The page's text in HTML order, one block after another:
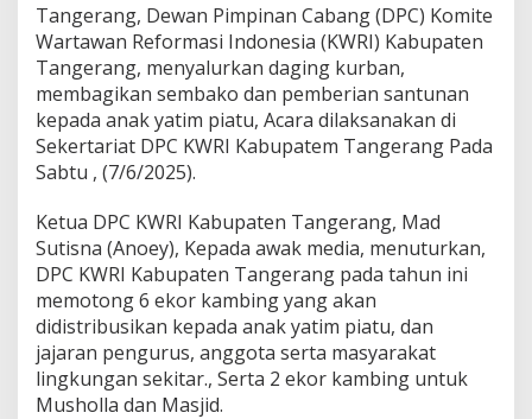
Tangerang, Dewan Pimpinan Cabang (DPC) Komite
Wartawan Reformasi Indonesia (KWRI) Kabupaten
Tangerang, menyalurkan daging kurban,
membagikan sembako dan pemberian santunan
kepada anak yatim piatu, Acara dilaksanakan di
Sekertariat DPC KWRI Kabupatem Tangerang Pada
Sabtu , (7/6/2025).
Ketua DPC KWRI Kabupaten Tangerang, Mad
Sutisna (Anoey), Kepada awak media, menuturkan,
DPC KWRI Kabupaten Tangerang pada tahun ini
memotong 6 ekor kambing yang akan
didistribusikan kepada anak yatim piatu, dan
jajaran pengurus, anggota serta masyarakat
lingkungan sekitar., Serta 2 ekor kambing untuk
Musholla dan Masjid.